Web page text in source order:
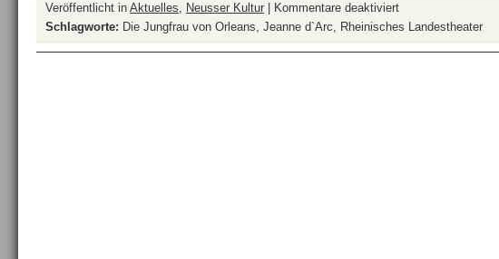
Veröffentlicht in Aktuelles, Neusser Kultur Kommentare deaktiviertfür
„Die
Jungfrau
Schlagworte: Die Jungfrau von Orleans, Jeanne d`Arc, Rheinisches Landestheater